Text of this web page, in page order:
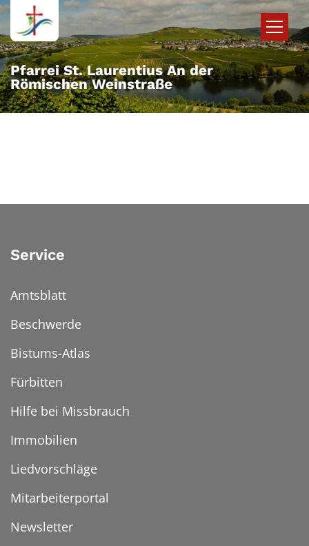
Zum Inhalt springen
Pfarrei St. Laurentius An der
Römischen Weinstraße
Service
Amtsblatt
Beschwerde
Bistums-Atlas
Fürbitten
Hilfe bei Missbrauch
Immobilien
Liedvorschläge
Mitarbeiterportal
Newsletter